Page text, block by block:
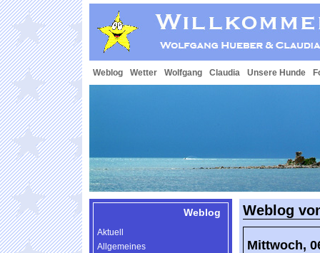
Weblog Wetter Wolfgang Claudia Unsere Hunde
Weblog
Mittwoch,
Weblog
Aktuell
Allgemeines